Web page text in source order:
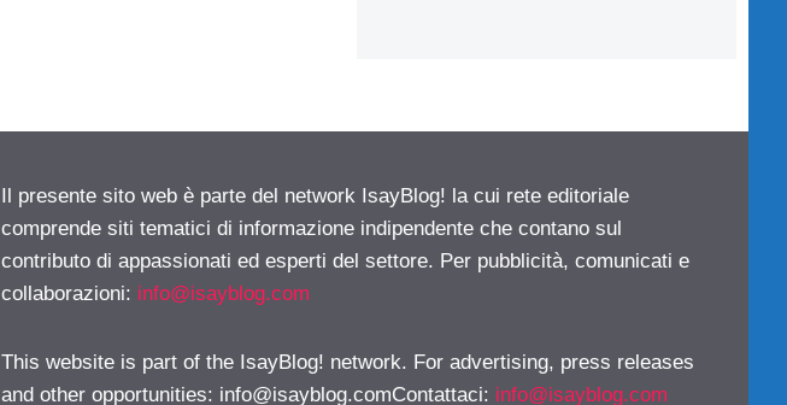
Il presente sito web è parte del network IsayBlog! la cui rete editoriale
comprende siti tematici di informazione indipendente che contano sul
contributo di appassionati ed esperti del settore. Per pubblicità, comunicati e
collaborazioni: info@isayblog.com
This website is part of the IsayBlog! network. For advertising, press releases
and other opportunities: info@isayblog.comContattaci: info@isayblog.com